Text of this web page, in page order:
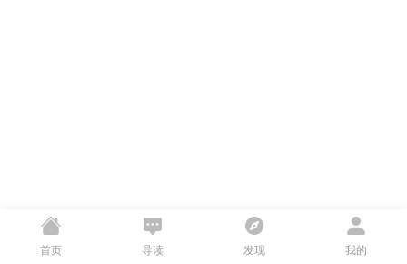
首页 导读 发现 我的